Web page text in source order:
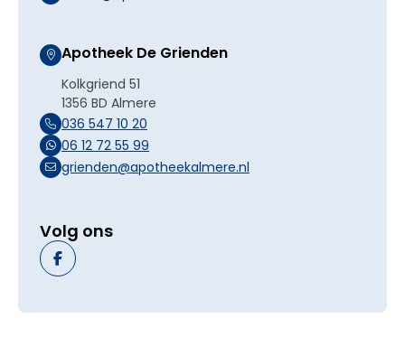
Apotheek De Grienden
Kolkgriend 51
1356 BD Almere
036 547 10 20
06 12 72 55 99
grienden@apotheekalmere.nl
Volg ons